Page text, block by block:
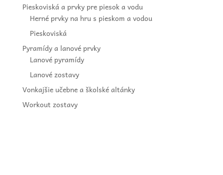
Pieskoviská a prvky pre piesok a vodu
Herné prvky na hru s pieskom a vodou
Pieskoviská
Pyramídy a lanové prvky
Lanové pyramídy
Lanové zostavy
Vonkajšie učebne a školské altánky
Workout zostavy